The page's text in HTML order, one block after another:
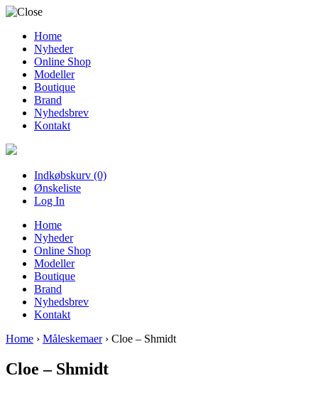
Home
Nyheder
Online Shop
Modeller
Boutique
Brand
Nyhedsbrev
Kontakt
Indkøbskurv (0)
Ønskeliste
Log In
Home
Nyheder
Online Shop
Modeller
Boutique
Brand
Nyhedsbrev
Kontakt
Home › Måleskemaer› Cloe – Shmidt
Cloe – Shmidt